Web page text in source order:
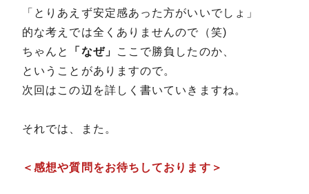
「とりあえず安定感あった方がいいでしょ」
的な考えでは全くありませんので（笑)
ちゃんと
「なぜ」
ここで勝負したのか、
ということがありますので。
次回はこの辺を詳しく書いていきますね。
それでは、また。
＜感想や質問をお待ちしております＞